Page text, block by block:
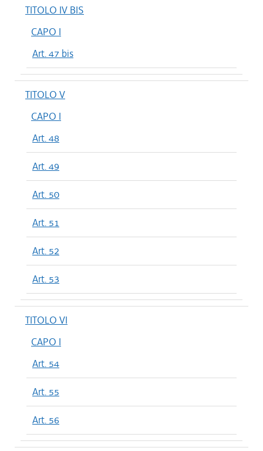
TITOLO IV BIS
CAPO I
Art. 47 bis
TITOLO V
CAPO I
Art. 48
Art. 49
Art. 50
Art. 51
Art. 52
Art. 53
TITOLO VI
CAPO I
Art. 54
Art. 55
Art. 56